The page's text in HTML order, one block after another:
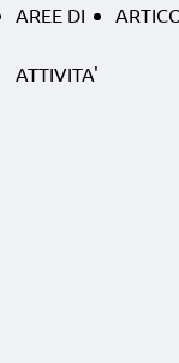
AREE DI
ATTIVITA'